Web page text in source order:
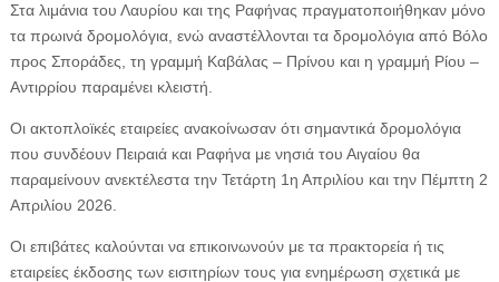
Στα λιμάνια του Λαυρίου και της Ραφήνας πραγματοποιήθηκαν μόνο
τα πρωινά δρομολόγια, ενώ αναστέλλονται τα δρομολόγια από Βόλο
προς Σποράδες, τη γραμμή Καβάλας – Πρίνου και η γραμμή Ρίου –
Αντιρρίου παραμένει κλειστή.
Οι ακτοπλοϊκές εταιρείες ανακοίνωσαν ότι σημαντικά δρομολόγια
που συνδέουν Πειραιά και Ραφήνα με νησιά του Αιγαίου θα
παραμείνουν ανεκτέλεστα την Τετάρτη 1η Απριλίου και την Πέμπτη 2
Απριλίου 2026.
Οι επιβάτες καλούνται να επικοινωνούν με τα πρακτορεία ή τις
εταιρείες έκδοσης των εισιτηρίων τους για ενημέρωση σχετικά με